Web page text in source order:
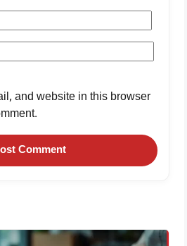
and website in this browser